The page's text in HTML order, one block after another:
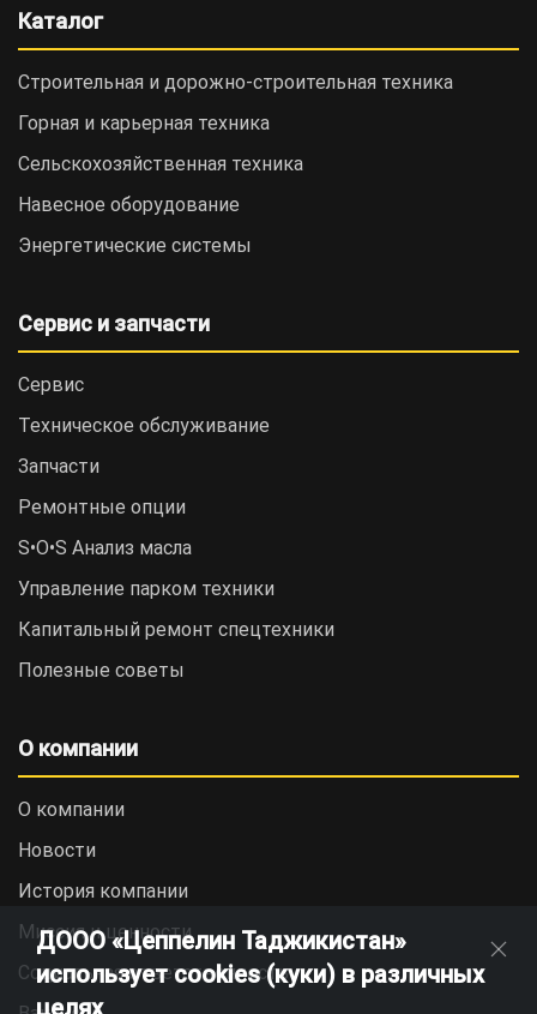
Каталог
Строительная и дорожно-cтроительная техника
Горная и карьерная техника
Сельскохозяйственная техника
Навесное оборудование
Энергетические системы
Сервис и запчасти
Сервис
Техническое обслуживание
Запчасти
Ремонтные опции
S•O•S Анализ масла
Управление парком техники
Капитальный ремонт спецтехники
Полезные советы
О компании
О компании
Новости
История компании
Миссия и ценности
Социальная ответственность
ДООО «Цеппелин Таджикистан»
использует cookies (куки) в различных
целях